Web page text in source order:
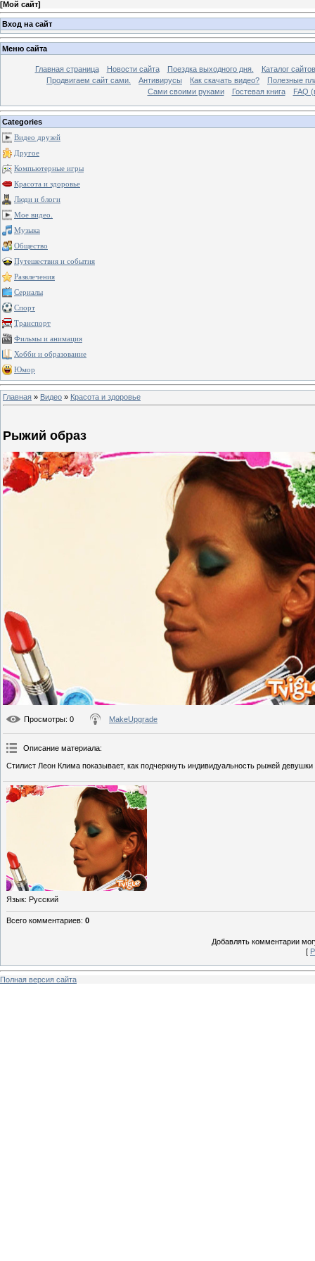
[Мой сайт]
Вход на сайт
Меню сайта
Главная страница Новости сайта Поездка выходного дня.
Каталог сайтов
Продвигаем сайт сами.
Антивирусы Как скачать видео?
Полезные
Сами своими руками
Гостевая книга FAQ
Categories
Видео друзей
Другое
Компьютерные игры
Красота и здоровье
Люди и блоги
Мое видео.
Музыка
Общество
Путешествия и события
Развлечения
Сериалы
Спорт
Транспорт
Фильмы и анимация
Хобби и образование
Юмор
Главная » Видео » Красота и здоровье
Рыжий образ
Просмотры: 0 MakeUpgrade
Описание материала:
Стилист Леон Клима показывает, как подчеркнуть индивидуальность рыжей
Язык: Русский
Всего комментариев: 0
Добавлять комментарии
[
Полная версия сайта